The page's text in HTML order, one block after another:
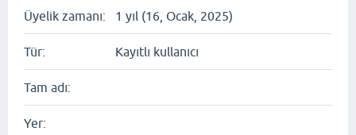
Üyelik zamanı: 1 yıl (16, Ocak, 2025)
Tür: Kayıtlı kullanıcı
Tam adı:
Yer: